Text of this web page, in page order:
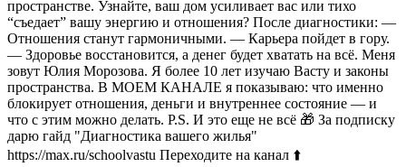
пространстве. Узнайте, ваш дом усиливает вас или тихо
“съедает” вашу энергию и отношения? После диагностики: —
Отношения станут гармоничными. — Карьера пойдет в гору.
— Здоровье восстановится, а денег будет хватать на всё. Меня
зовут Юлия Морозова. Я более 10 лет изучаю Васту и законы
пространства. В МОЕМ КАНАЛЕ я показываю: что именно
блокирует отношения, деньги и внутреннее состояние — и
что с этим можно делать. P.S. И это еще не всё 🎁 За подписку
дарю гайд "Диагностика вашего жилья"
https://max.ru/schoolvastu Переходите на канал ⬆️